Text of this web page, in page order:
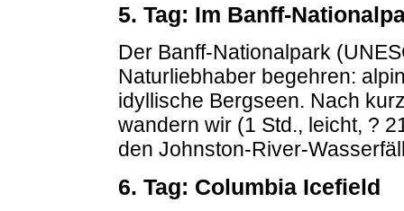
5. Tag: Im Banff-
Der Banff-Nationalpark
Naturliebhaber begehren:
idyllische Bergseen. Nach
wandern wir (1 Std., leicht, ?
den Johnston-River-
6. Tag: Columbia Icefield